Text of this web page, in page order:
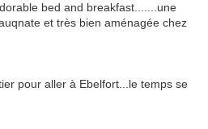
bed and breakfast.......une
et très bien aménagée chez
pour aller à Ebelfort...le temps se